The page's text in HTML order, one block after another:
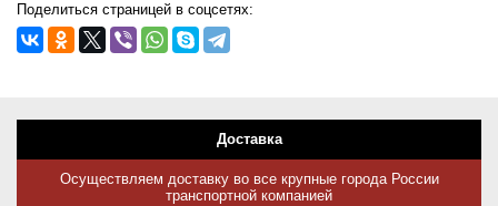
Поделиться страницей в соцсетях:
Доставка
Осуществляем доставку во все крупные города России
транспортной компанией